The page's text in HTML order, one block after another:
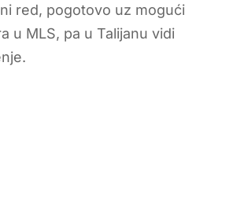
red, pogotovo uz mogući
u MLS, pa u Talijanu vidi